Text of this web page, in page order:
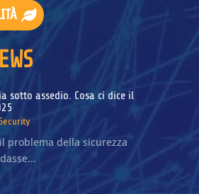
sotto assedio. Cosa ci dice il
problema della sicurezza